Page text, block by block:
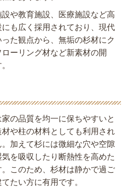
や教育施設、医療施設など高
も広く採用されており、現代
た観点から、無垢の杉材にク
ーリング材など新素材の開
の品質を均一に保ちやすいと
や柱の材料としても利用され
加えて杉には微細な穴や空隙
を吸収したり断熱性を高めた
このため、杉材は静かで過ご
たい方に有用です。